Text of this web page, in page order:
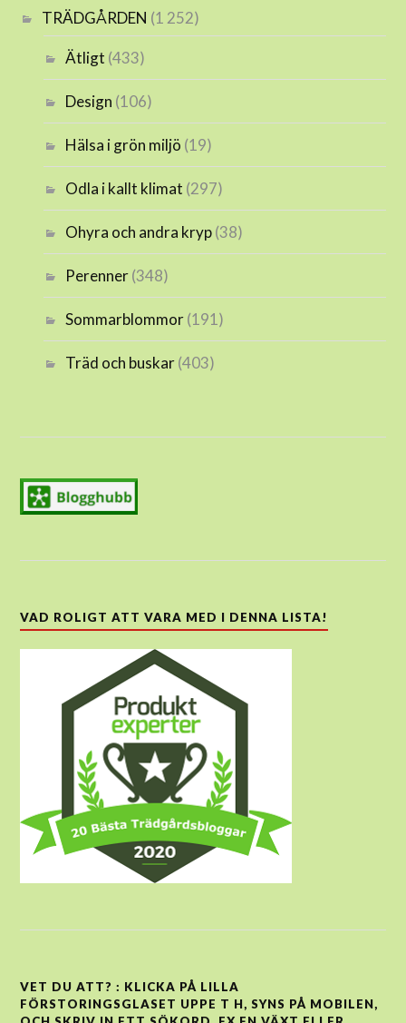
TRÄDGÅRDEN (1 252)
Ätligt (433)
Design (106)
Hälsa i grön miljö (19)
Odla i kallt klimat (297)
Ohyra och andra kryp(38)
Perenner(348)
Sommarblommor(191)
Träd och buskar(403)
VAD ROLIGT ATT VARA MED I DENNA LISTA!
VET DU ATT? : KLICKA PÅ LILLA
FÖRSTORINGSGLASET UPPE T H, SYNS PÅ MOBILEN,